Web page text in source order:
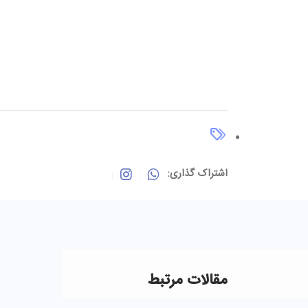
اشتراک گذاری:
مقالات مرتبط